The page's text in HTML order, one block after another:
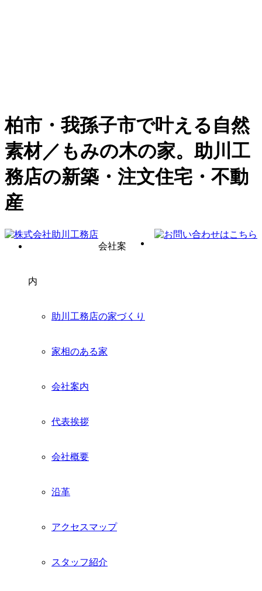
柏市・我孫子市で叶える自然
素材／もみの木の家。助川工
務店の新築・注文住宅・不動
産
会社案
内
助川工務店の家づくり
家相のある家
会社案内
代表挨拶
会社概要
沿革
アクセスマップ
スタッフ紹介